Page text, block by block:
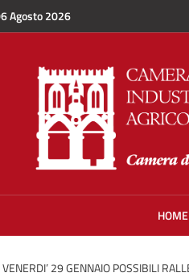
Agosto 2026
HOME
VENERDI’ 29 GENNAIO POSSIBILI